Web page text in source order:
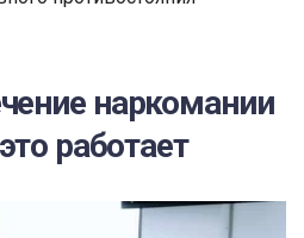
наркомании
работает